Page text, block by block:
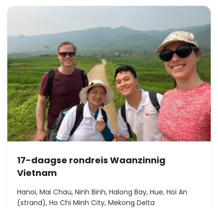
17-daagse rondreis Waanzinnig
Vietnam
Hanoi, Mai Chau, Ninh Binh, Halong Bay, Hue, Hoi An
(strand), Ho Chi Minh City, Mekong Delta